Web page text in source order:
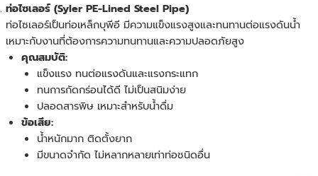
ท่อไซเลอร์ (Syler PE-Lined Steel Pipe)
ท่อไซเลอร์เป็นท่อเหล็กบุพีอี มีความแข็งแรงสูงและทนทานต่อแรงดันน้ำ
เหมาะกับงานที่ต้องการความทนทานและความปลอดภัยสูง
คุณสมบัติ:
แข็งแรง ทนต่อแรงดันและแรงกระแทก
ทนการกัดกร่อนได้ดี ไม่เป็นสนิมง่าย
ปลอดสารพิษ เหมาะสำหรับน้ำดื่ม
ข้อเสีย:
น้ำหนักมาก ติดตั้งยาก
มีขนาดจำกัด ไม่หลากหลายเท่าท่อชนิดอื่น